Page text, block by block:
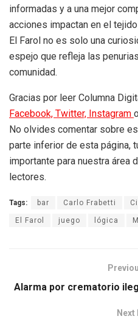
informadas y a una mejor
acciones impactan en el
El Farol no es solo una
espejo que refleja las
comunidad.
Gracias por leer Columna
Facebook, Twitter, Instagram
No olvides comentar sobre
parte inferior de esta página,
importante para nuestra área
lectores.
Tags: bar Carlo Frabetti
El Farol juego lógica
Alarma por crematorio